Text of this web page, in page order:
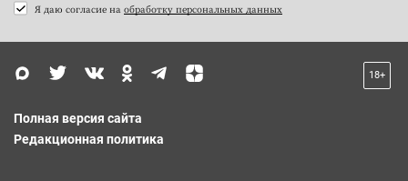
Я даю согласие на обработку персональных данных
18+
Полная версия сайта
Редакционная политика